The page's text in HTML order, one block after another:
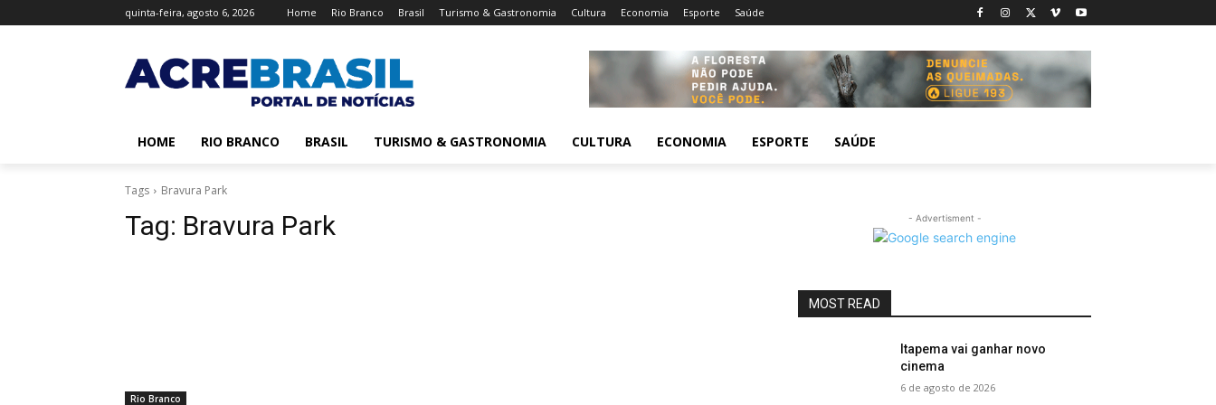
quinta-feira, agosto 6, 2026 Home Rio Branco Brasil Turismo & Gastronomia Cultura Economia Esporte Saúde
HOME RIO BRANCO BRASIL TURISMO & GASTRONOMIA CULTURA ECONOMIA ESPORTE SAÚDE
Tags Bravura Park
Tag: Bravura Park
Rio Branco
- Advertisment -
MOST READ
Itapema vai ganhar novo
cinema
6 de agosto de 2026